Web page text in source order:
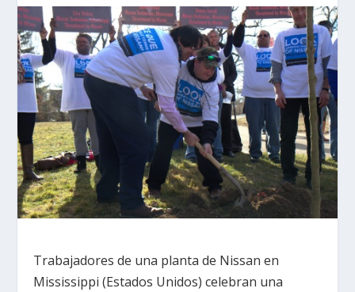
Trabajadores de una planta de Nissan en
Mississippi (Estados Unidos) celebran una